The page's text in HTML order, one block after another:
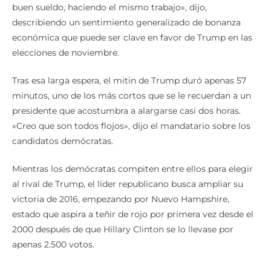
describiendo un sentimiento generalizado de bonanza
económica que puede ser clave en favor de Trump en las
elecciones de noviembre.
minutos, uno de los más cortos que se le recuerdan a un
presidente que acostumbra a alargarse casi dos horas.
«Creo que son todos flojos», dijo el mandatario sobre los
candidatos demócratas.
al rival de Trump, el líder republicano busca ampliar su
victoria de 2016, empezando por Nuevo Hampshire,
estado que aspira a teñir de rojo por primera vez desde el
2000 después de que Hillary Clinton se lo llevase por
apenas 2.500 votos.